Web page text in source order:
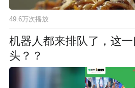
49.6万次播放
机器人都来排队了，这
头？？